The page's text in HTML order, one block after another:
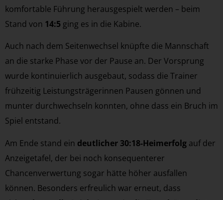
komfortable Führung herausgespielt werden – beim
Stand von 14:5 ging es in die Kabine.
Auch nach dem Seitenwechsel knüpfte die Mannschaft
an die starke Phase vor der Pause an. Der Vorsprung
wurde kontinuierlich ausgebaut, sodass die Trainer
frühzeitig Leistungsträgerinnen Pausen gönnen und
munter durchwechseln konnten, ohne dass ein Bruch im
Spiel entstand.
Am Ende stand ein deutlicher 30:18-Heimerfolg auf der
Anzeigetafel, der bei noch konsequenterer
Chancenverwertung sogar hätte höher ausfallen
können. Besonders erfreulich war erneut, dass